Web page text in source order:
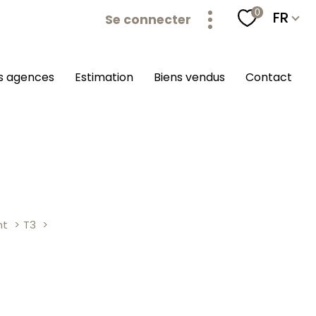
Se connecter 0 Langue
FR
agences estimation biens vendus contact
T3